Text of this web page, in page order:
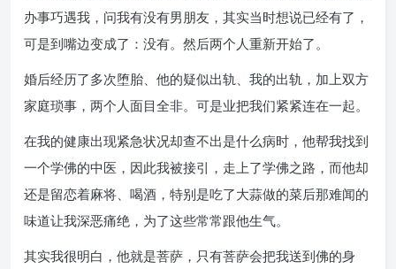
办事巧遇我，问我有没有男朋友，其实当时想说已经有了，
可是到嘴边变成了：没有。然后两个人重新开始了。
婚后经历了多次堕胎、他的疑似出轨、我的出轨，加上双方
家庭琐事，两个人面目全非。可是业把我们紧紧连在一起。
在我的健康出现紧急状况却查不出是什么病时，他帮我找到
一个学佛的中医，因此我被接引，走上了学佛之路，而他却
还是留恋着麻将、喝酒，特别是吃了大蒜做的菜后那难闻的
味道让我深恶痛绝，为了这些常常跟他生气。
其实我很明白，他就是菩萨，只有菩萨会把我送到佛的身